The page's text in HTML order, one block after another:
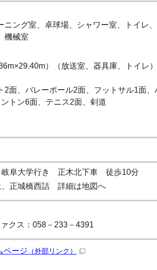
ニング室、卓球場、シャワー室、トイレ
機械室
）（放送室、器具庫、トイレ
2面、バレーボール2面、フットサル1面、
トン6面、テニス2面、剣道
阜大学行き 正木北下車 徒歩10分
、正城橋西詰 詳細は地図へ
クス：058－233－4391
ページ （外部リンク）